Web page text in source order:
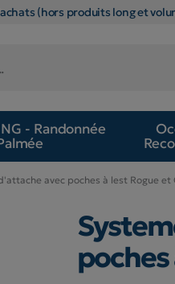
(hors produits long et
- Randonnée
avec poches à lest Rogue et